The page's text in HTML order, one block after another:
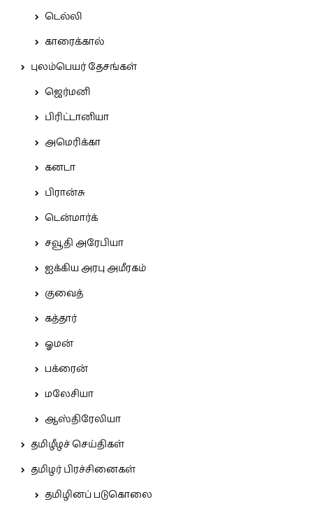
டெல்லி
காரைக்கால்
புலம்பெயர் தேசங்கள்
ஜெர்மனி
பிரிட்டானியா
அமெரிக்கா
கனடா
பிரான்சு
டென்மார்க்
சவூதி அரேபியா
ஐக்கிய அரபு அமீரகம்
குவைத்
கத்தார்
ஓமன்
பக்ரைன்
மலேசியா
ஆஸ்திரேலியா
தமிழீழச் செய்திகள்
தமிழர் பிரச்சினைகள்
தமிழினப் படுகொலை